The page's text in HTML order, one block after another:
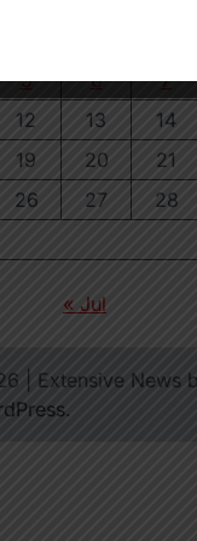
5 6 7
12 13 14
19 20 21
26 27 28
« Jul
| Extensive News
.